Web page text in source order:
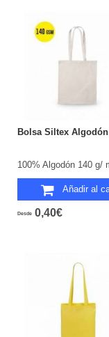
Bolsa Siltex Algodón
100% Algodón 140 g/
Añadir al
Desde 0,40€